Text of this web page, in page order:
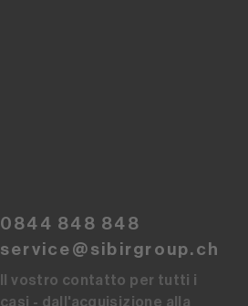
0844 848 848
service@sibirgroup.ch
Il vostro contatto per tutti i
casi - dall'acquisizione alla